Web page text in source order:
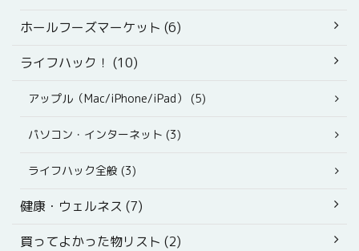
ホールフーズマーケット (6)
ライフハック！ (10)
アップル（Mac/iPhone/iPad） (5)
パソコン・インターネット (3)
ライフハック全般 (3)
健康・ウェルネス (7)
買ってよかった物リスト (2)